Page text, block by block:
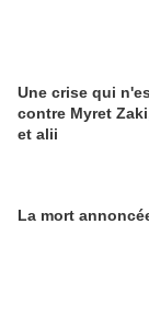
Une crise qui
contre Myret
et alii
La mort